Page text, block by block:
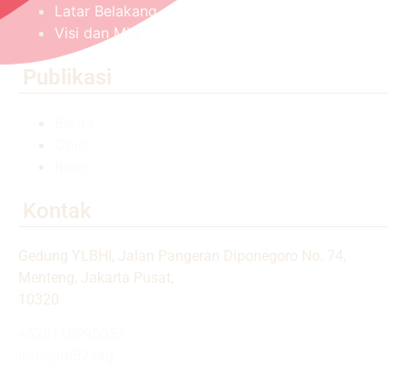
Latar Belakang
Visi dan Misi
Publikasi
Kontak
Gedung YLBHI, Jalan Pangeran Diponegoro No. 74,
Menteng, Jakarta Pusat,
10320